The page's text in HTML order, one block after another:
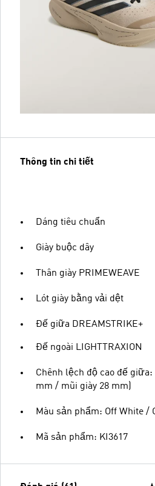
Thông tin chi tiết
Dáng tiêu chuẩn
Giày buộc dây
Thân giày PRIMEWEAVE
Lót giày bằng vải dệt
Đế giữa DREAMSTRIKE+
Đế ngoài LIGHTTRAXION
Chênh lệch độ cao đế giữa:
mm / mũi giày 28 mm)
Màu sản phẩm: Off White /
Mã sản phẩm: KI3617